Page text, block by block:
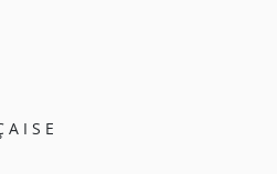
A I S E